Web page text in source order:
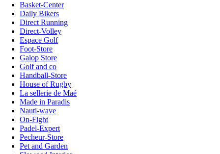
Basket-Center
Daily Bikers
Direct Running
Direct-Volley
Espace Golf
Foot-Store
Galop Store
Golf and co
Handball-Store
House of Rugby
La sellerie de Maé
Made in Paradis
Nauti-wave
On-Fight
Padel-Expert
Pecheur-Store
Pet and Garden